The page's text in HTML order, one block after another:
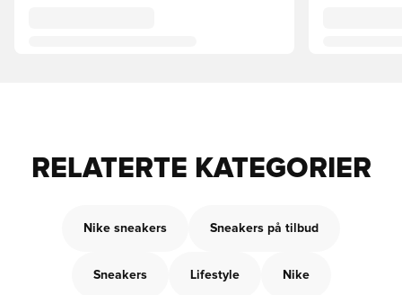
RELATERTE KATEGORIER
Nike sneakers Sneakers på tilbud
Sneakers Lifestyle Nike